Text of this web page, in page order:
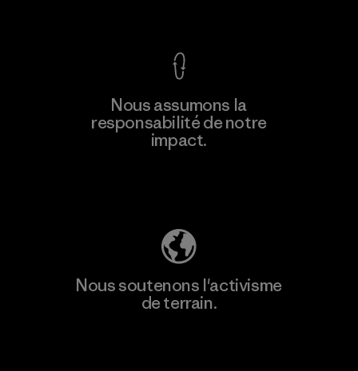
plusNous assumons la
responsabilité de notre
impact.
Nous soutenons l'activisme
de terrain.